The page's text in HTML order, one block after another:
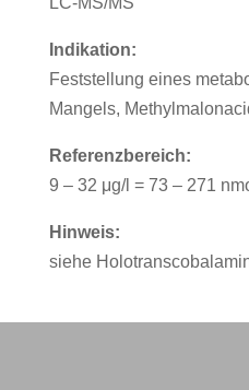
Indikation:
Feststellung eines
Mangels,
Referenzbereich:
9 – 32 μg/l = 73 – 271
Hinweis:
siehe